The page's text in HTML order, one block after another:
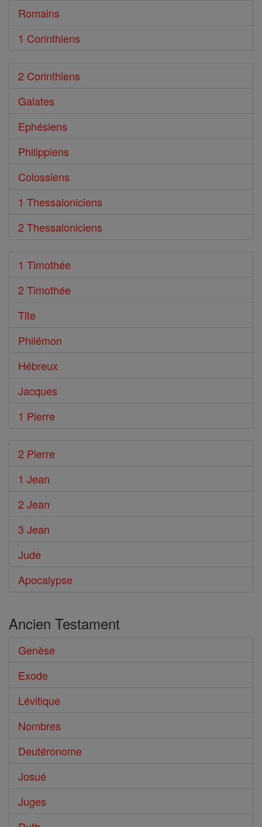
Romains
1 Corinthiens
2 Corinthiens
Galates
Ephésiens
Philippiens
Colossiens
1 Thessaloniciens
2 Thessaloniciens
1 Timothée
2 Timothée
Tite
Philémon
Hébreux
Jacques
1 Pierre
2 Pierre
1 Jean
2 Jean
3 Jean
Jude
Apocalypse
Ancien Testament
Genèse
Exode
Lévitique
Nombres
Deutéronome
Josué
Juges